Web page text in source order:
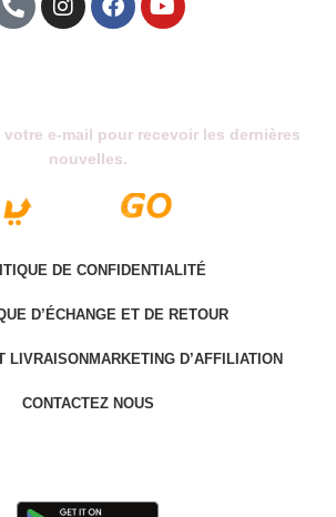
e-mail pour recevoir les dernières
nouvelles.
DE CONFIDENTIALITÉ
D’ÉCHANGE ET DE RETOUR
LIVRAISONMARKETING D’AFFILIATION
CONTACTEZ NOUS